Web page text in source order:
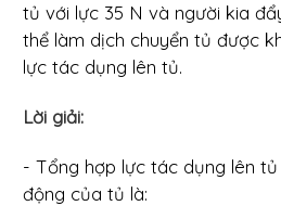
tủ với lực 35 N và người kia
thể làm dịch chuyển tủ được
lực tác dụng lên tủ.
Lời giải:
- Tổng hợp lực tác dụng lên
động của tủ là: